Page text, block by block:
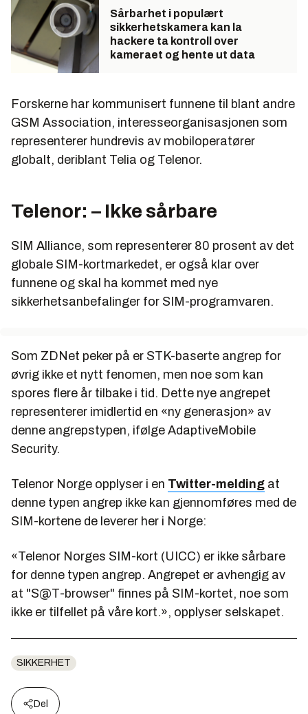
Sårbarhet i populært
sikkerhetskamera kan la
hackere ta kontroll over
kameraet og hente ut data
Forskerne har kommunisert funnene til blant andre
GSM Association, interesseorganisasjonen som
representerer hundrevis av mobiloperatører
globalt, deriblant Telia og Telenor.
Telenor: – Ikke sårbare
SIM Alliance, som representerer 80 prosent av det
globale SIM-kortmarkedet, er også klar over
funnene og skal ha kommet med nye
sikkerhetsanbefalinger for SIM-programvaren.
Som ZDNet peker på er STK-baserte angrep for
øvrig ikke et nytt fenomen, men noe som kan
spores flere år tilbake i tid. Dette nye angrepet
representerer imidlertid en «ny generasjon» av
denne angrepstypen, ifølge AdaptiveMobile
Security.
Telenor Norge opplyser i en Twitter-melding at
denne typen angrep ikke kan gjennomføres med de
SIM-kortene de leverer her i Norge:
«Telenor Norges SIM-kort (UICC) er ikke sårbare
for denne typen angrep. Angrepet er avhengig av
at "S@T-browser" finnes på SIM-kortet, noe som
ikke er tilfellet på våre kort.», opplyser selskapet.
SIKKERHET
Del